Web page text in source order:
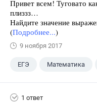
Привет всем! Туговато
плиззз…
Найдите значение
(Подробнее...)
9 ноября 2017
ЕГЭ Математика
1 ответ